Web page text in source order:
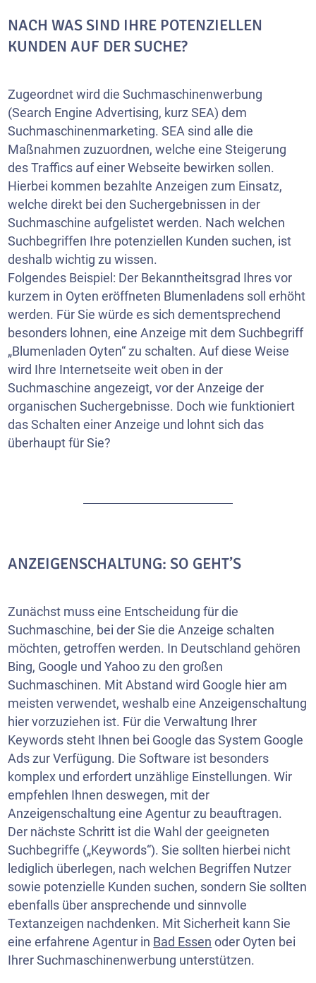
NACH WAS SIND IHRE POTENZIELLEN
KUNDEN AUF DER SUCHE?
Zugeordnet wird die Suchmaschinenwerbung
(Search Engine Advertising, kurz SEA) dem
Suchmaschinenmarketing. SEA sind alle die
Maßnahmen zuzuordnen, welche eine Steigerung
des Traffics auf einer Webseite bewirken sollen.
Hierbei kommen bezahlte Anzeigen zum Einsatz,
welche direkt bei den Suchergebnissen in der
Suchmaschine aufgelistet werden. Nach welchen
Suchbegriffen Ihre potenziellen Kunden suchen, ist
deshalb wichtig zu wissen.
Folgendes Beispiel: Der Bekanntheitsgrad Ihres vor
kurzem in Oyten eröffneten Blumenladens soll erhöht
werden. Für Sie würde es sich dementsprechend
besonders lohnen, eine Anzeige mit dem Suchbegriff
„Blumenladen Oyten“ zu schalten. Auf diese Weise
wird Ihre Internetseite weit oben in der
Suchmaschine angezeigt, vor der Anzeige der
organischen Suchergebnisse. Doch wie funktioniert
das Schalten einer Anzeige und lohnt sich das
überhaupt für Sie?
ANZEIGENSCHALTUNG: SO GEHT’S
Zunächst muss eine Entscheidung für die
Suchmaschine, bei der Sie die Anzeige schalten
möchten, getroffen werden. In Deutschland gehören
Bing, Google und Yahoo zu den großen
Suchmaschinen. Mit Abstand wird Google hier am
meisten verwendet, weshalb eine Anzeigenschaltung
hier vorzuziehen ist. Für die Verwaltung Ihrer
Keywords steht Ihnen bei Google das System Google
Ads zur Verfügung. Die Software ist besonders
komplex und erfordert unzählige Einstellungen. Wir
empfehlen Ihnen deswegen, mit der
Anzeigenschaltung eine Agentur zu beauftragen.
Der nächste Schritt ist die Wahl der geeigneten
Suchbegriffe („Keywords“). Sie sollten hierbei nicht
lediglich überlegen, nach welchen Begriffen Nutzer
sowie potenzielle Kunden suchen, sondern Sie sollten
ebenfalls über ansprechende und sinnvolle
Textanzeigen nachdenken. Mit Sicherheit kann Sie
eine erfahrene Agentur in Bad Essen oder Oyten bei
Ihrer Suchmaschinenwerbung unterstützen.